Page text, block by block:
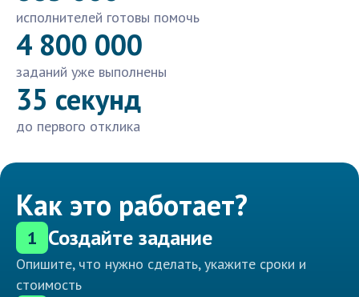
исполнителей готовы помочь
4 800 000
заданий уже выполнены
35 секунд
до первого отклика
Как это работает?
1 Создайте задание
Опишите, что нужно сделать, укажите сроки и
стоимость